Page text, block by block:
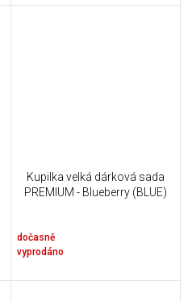
Kupilka velká dárková sada
PREMIUM - Blueberry (BLUE)
dočasně
vyprodáno